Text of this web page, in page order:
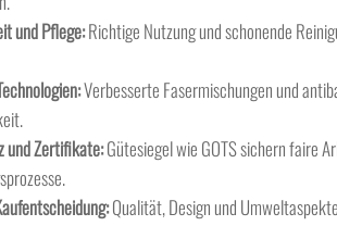
und Pflege:Richtige Nutzung und schonende
Verbesserte Fasermischungen und
und Zertifikate:Gütesiegel wie GOTS sichern faire
Qualität, Design und